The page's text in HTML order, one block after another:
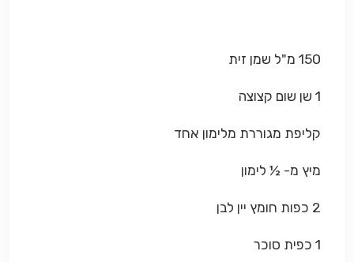
150 מ"ל שמן זית
1 שן שום קצוצה
קליפת מגוררת מלימון אחד
מיץ מ- ½ לימון
2 כפות חומץ יין לבן
1 כפית סוכר